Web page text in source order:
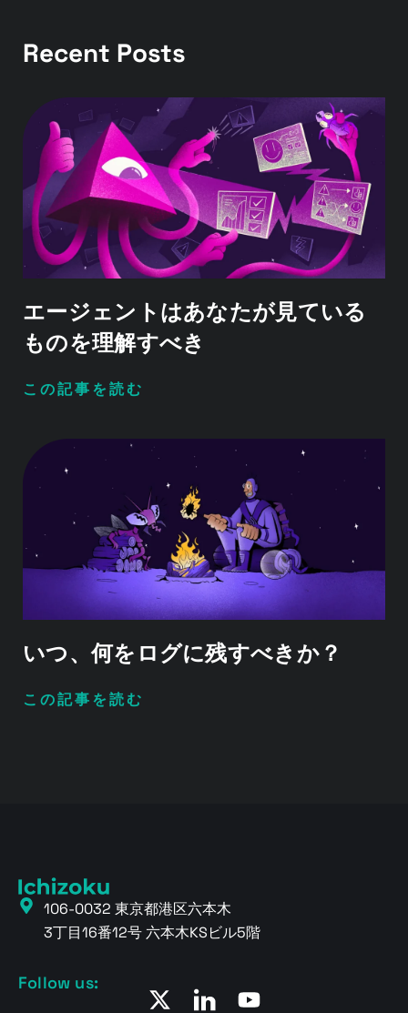
Recent Posts
エージェントはあなたが見ている
ものを理解すべき
この記事を読む
いつ、何をログに残すべきか？
この記事を読む
106-0032 東京都港区六本木
3丁目16番12号 六本木KSビル5階
Follow us: